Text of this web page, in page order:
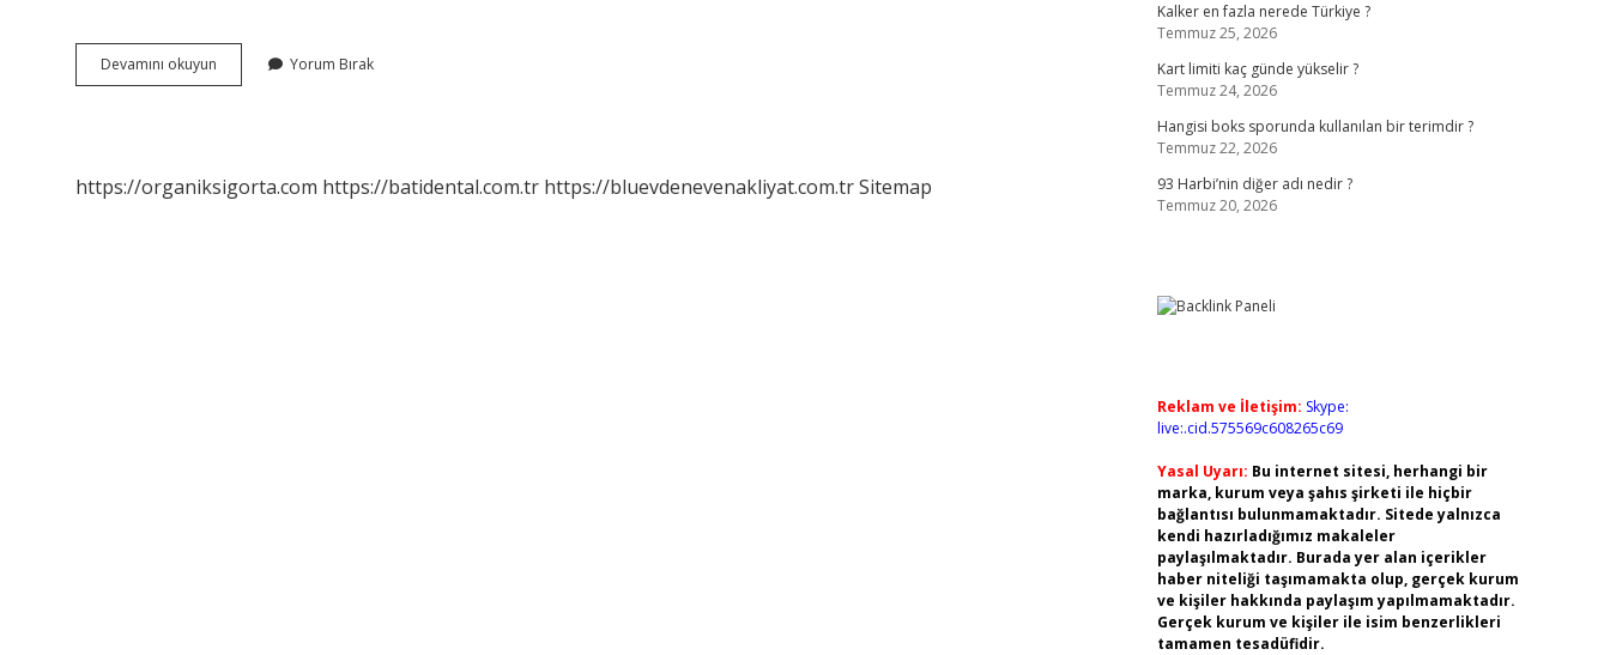
Devamını okuyun
Hangi
Yorum Bırak
https://organiksigorta.com https://batidental.com.tr https://bluevdenevenakliyat.com.trSitemap
Kalker en fazla nerede Türkiye ?
Temmuz 25, 2026
Kart limiti kaç günde yükselir ?
Temmuz 24, 2026
Hangisi boks sporunda kullanılan bir terimdir ?
Temmuz 22, 2026
93 Harbi’nin diğer adı nedir ?
Temmuz 20, 2026
Reklam ve İletişim: Skype:
live:.cid.575569c608265c69
Yasal Uyarı: Bu internet sitesi, herhangi bir
marka, kurum veya şahıs şirketi ile hiçbir
bağlantısı bulunmamaktadır. Sitede yalnızca
kendi hazırladığımız makaleler
paylaşılmaktadır. Burada yer alan içerikler
haber niteliği taşımamakta olup, gerçek kurum
ve kişiler hakkında paylaşım yapılmamaktadır.
Gerçek kurum ve kişiler ile isim benzerlikleri
tamamen tesadüfidir.